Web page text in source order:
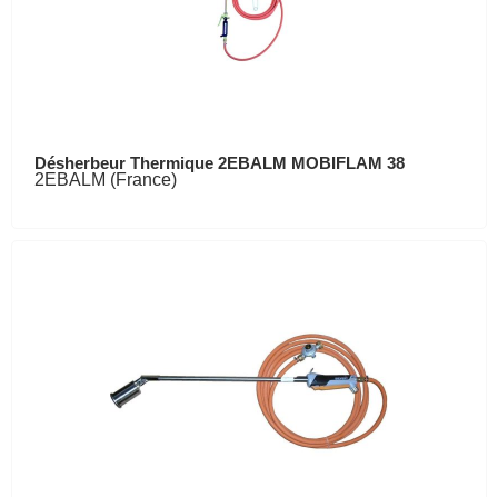
Désherbeur Thermique 2EBALM MOBIFLAM 38
2EBALM (France)